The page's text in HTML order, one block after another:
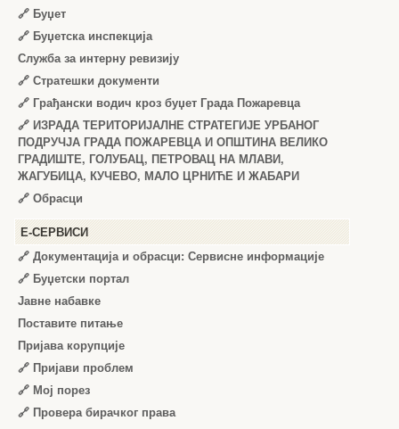
🔗 Буџет
🔗 Буџетска инспекција
Служба за интерну ревизију
🔗 Стратешки документи
🔗 Грађански водич кроз буџет Града Пожаревца
🔗 ИЗРАДА ТЕРИТОРИЈАЛНЕ СТРАТЕГИЈЕ УРБАНОГ
ПОДРУЧЈА ГРАДА ПОЖАРЕВЦА И ОПШТИНА ВЕЛИКО
ГРАДИШТЕ, ГОЛУБАЦ, ПЕТРОВАЦ НА МЛАВИ,
ЖАГУБИЦА, КУЧЕВО, МАЛО ЦРНИЋЕ И ЖАБАРИ
🔗 Обрасци
Е-СЕРВИСИ
🔗 Документација и обрасци: Сервисне информације
🔗 Буџетски портал
Јавне набавке
Поставите питање
Пријава корупције
🔗 Пријави проблем
🔗 Мој порез
🔗 Провера бирачког права